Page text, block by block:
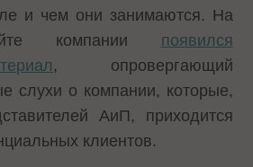
и чем они занимаются. На
компании появился
, опровергающий
слухи о компании, которые,
АиП, приходится
клиентов.